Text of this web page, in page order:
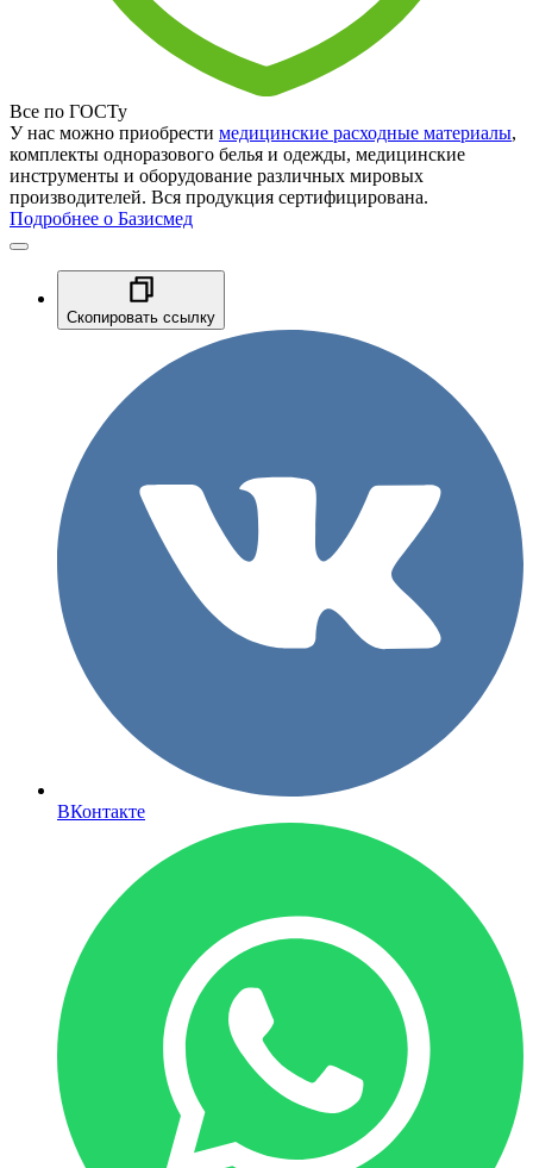
Все по ГОСТу
У нас можно приобрести медицинские расходные материалы,
комплекты одноразового белья и одежды, медицинские
инструменты и оборудование различных мировых
производителей. Вся продукция сертифицирована.
Подробнее о Базисмед
Скопировать ссылку
ВКонтакте